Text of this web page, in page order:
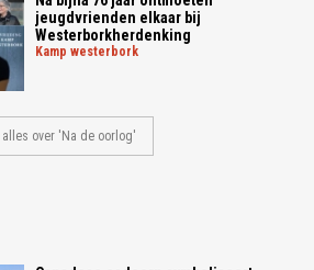
jeugdvrienden elkaar bij
Westerborkherdenking
kamp westerbork
alles over 'Na de oorlog'